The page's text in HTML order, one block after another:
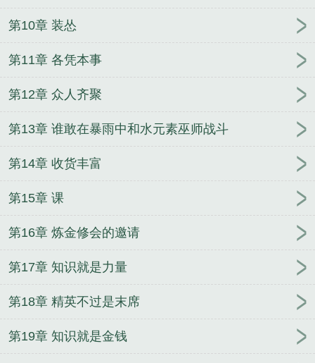
第10章 装怂
第11章 各凭本事
第12章 众人齐聚
第13章 谁敢在暴雨中和水元素巫师战斗
第14章 收货丰富
第15章 课
第16章 炼金修会的邀请
第17章 知识就是力量
第18章 精英不过是末席
第19章 知识就是金钱